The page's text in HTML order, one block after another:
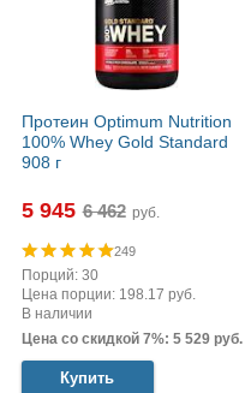
Протеин Optimum Nutrition
100% Whey Gold Standard
908 г
5 945 руб.
249
Порций: 30
Цена порции: 198.17 руб.
В наличии
Цена со скидкой 7%: 5 529 руб.
Купить